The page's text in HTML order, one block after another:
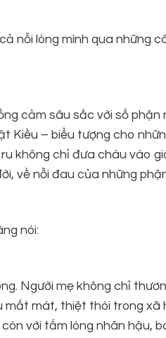
nỗi lòng mình qua những
cảm sâu sắc với số phận
Kiều – biểu tượng cho
không chỉ đưa cháu vào
về nỗi đau của những
nói:
Người mẹ không chỉ
mát, thiệt thòi trong xã
với tấm lòng nhân hậu,